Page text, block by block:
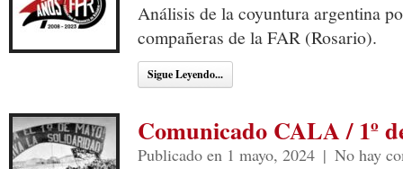
Análisis de la coyuntura argentina
compañeras de la FAR (Rosario).
Sigue Leyendo...
Comunicado CALA / 1º
Publicado en 1 mayo, 2024 | No hay